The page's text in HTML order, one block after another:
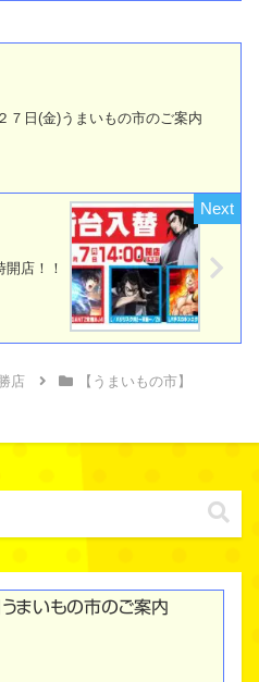
７日(金)うまいもの市のご案内
店！！
店 【うまいもの市】
まいもの市のご案内